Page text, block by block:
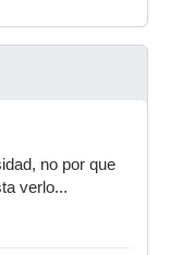
no por que
verlo...